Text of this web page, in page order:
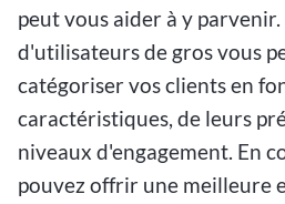
peut vous aider à y parvenir.
d'utilisateurs de gros vous
catégoriser vos clients en
caractéristiques, de leurs
niveaux d'engagement. En
pouvez offrir une meilleure